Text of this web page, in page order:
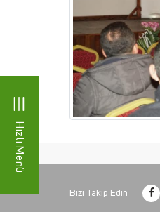
Hızlı Menü
Bizi Takip Edin